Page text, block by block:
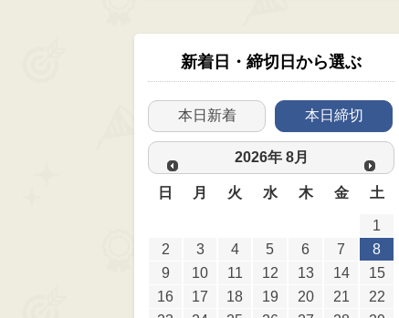
新着日・締切日から選ぶ
本日新着 本日締切
2026年 8月
日 月 火 水 木 金 土
1
2
3 4 5 6 7
8
9
10 11 12 13 14
15
16
17 18 19 20 21
22